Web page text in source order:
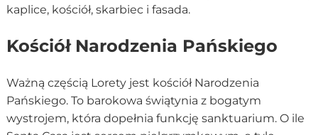
kaplice, kościół, skarbiec i fasada.
Kościół Narodzenia Pańskiego
Ważną częścią Lorety jest kościół Narodzenia
Pańskiego. To barokowa świątynia z bogatym
wystrojem, która dopełnia funkcję sanktuarium. O ile